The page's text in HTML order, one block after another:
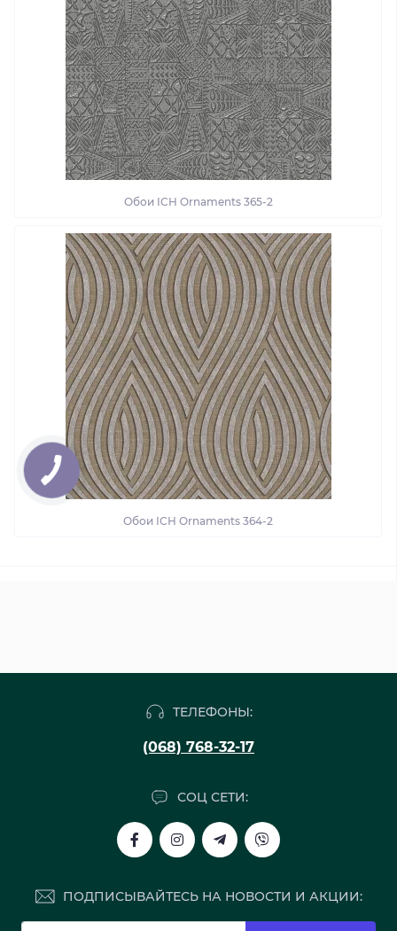
Обои ІСН Ornaments 365-2
Обои ІСН Ornaments 364-2
ТЕЛЕФОНЫ:
(068) 768-32-17
СОЦ СЕТИ:
ПОДПИСЫВАЙТЕСЬ НА НОВОСТИ И АКЦИИ: